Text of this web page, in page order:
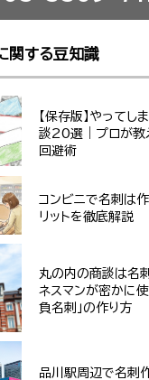
関する豆知識
【保存版】やって
談20選｜プロが教
回避術
コンビニで名刺は
リットを徹底解説
丸の内の商談は名
ネスマンが密かに使
負名刺」の作り方
品川駅周辺で名刺